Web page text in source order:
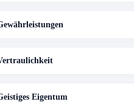
Eigentum